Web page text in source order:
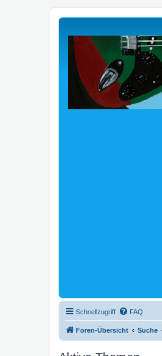
Schnellzugriff FAQ
Foren-Übersicht Suche